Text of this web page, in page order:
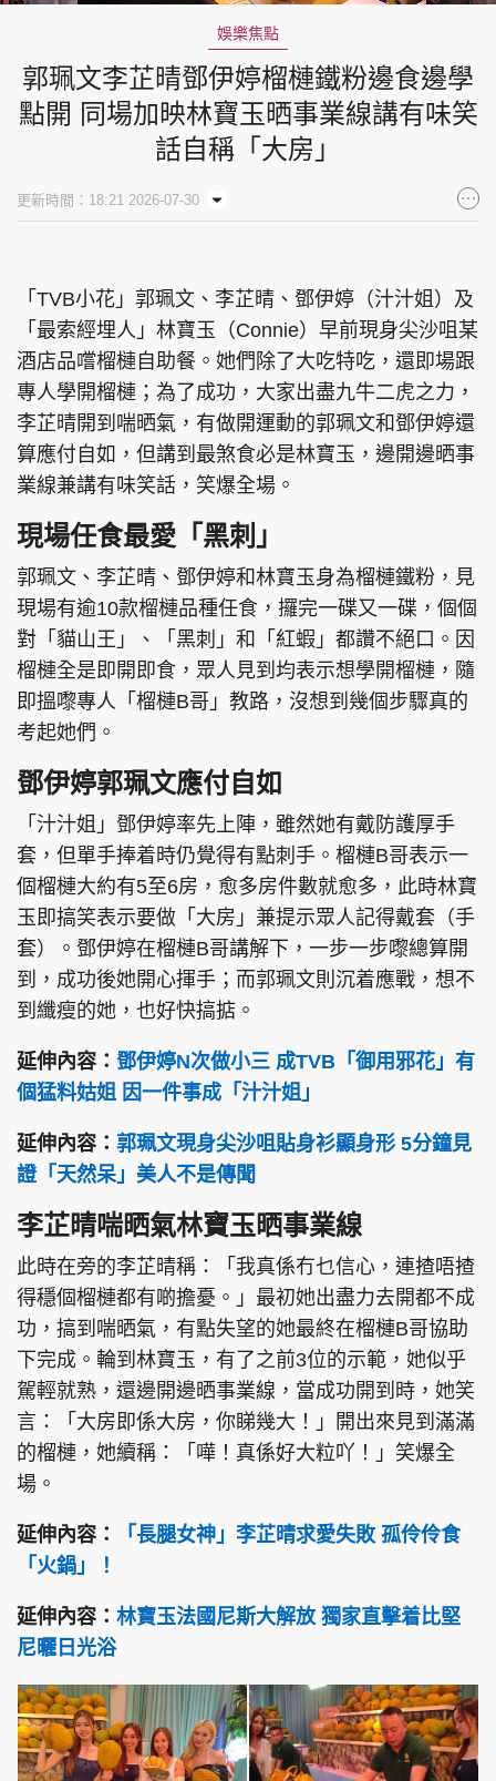
娛樂焦點
郭珮文李芷晴鄧伊婷榴槤鐵粉邊食邊學
點開 同場加映林寶玉晒事業線講有味笑
話自稱「大房」
更新時間：18:21 2026-07-30
「TVB小花」郭珮文、李芷晴、鄧伊婷（汁汁姐）及
「最索經埋人」林寶玉（Connie）早前現身尖沙咀某
酒店品嚐榴槤自助餐。她們除了大吃特吃，還即場跟
專人學開榴槤；為了成功，大家出盡九牛二虎之力，
李芷晴開到喘晒氣，有做開運動的郭珮文和鄧伊婷還
算應付自如，但講到最煞食必是林寶玉，邊開邊晒事
業線兼講有味笑話，笑爆全場。
現場任食最愛「黑刺」
郭珮文、李芷晴、鄧伊婷和林寶玉身為榴槤鐵粉，見
現場有逾10款榴槤品種任食，攞完一碟又一碟，個個
對「貓山王」、「黑刺」和「紅蝦」都讚不絕口。因
榴槤全是即開即食，眾人見到均表示想學開榴槤，隨
即搵嚟專人「榴槤B哥」教路，沒想到幾個步驟真的
考起她們。
鄧伊婷郭珮文應付自如
「汁汁姐」鄧伊婷率先上陣，雖然她有戴防護厚手
套，但單手捧着時仍覺得有點刺手。榴槤B哥表示一
個榴槤大約有5至6房，愈多房件數就愈多，此時林寶
玉即搞笑表示要做「大房」兼提示眾人記得戴套（手
套）。鄧伊婷在榴槤B哥講解下，一步一步嚟總算開
到，成功後她開心揮手；而郭珮文則沉着應戰，想不
到纖瘦的她，也好快搞掂。
延伸內容： 鄧伊婷N次做小三 成TVB「御用邪花」有
個猛料姑姐 因一件事成「汁汁姐」
延伸內容： 郭珮文現身尖沙咀貼身衫顯身形 5分鐘見
證「天然呆」美人不是傳聞
李芷晴喘晒氣林寶玉晒事業線
此時在旁的李芷晴稱：「我真係冇乜信心，連揸唔揸
得穩個榴槤都有啲擔憂。」最初她出盡力去開都不成
功，搞到喘晒氣，有點失望的她最終在榴槤B哥協助
下完成。輪到林寶玉，有了之前3位的示範，她似乎
駕輕就熟，還邊開邊晒事業線，當成功開到時，她笑
言：「大房即係大房，你睇幾大！」開出來見到滿滿
的榴槤，她續稱：「嘩！真係好大粒吖！」笑爆全
場。
延伸內容：
「長腿女神」李芷晴求愛失敗 孤伶伶食
「火鍋」！
延伸內容： 林寶玉法國尼斯大解放 獨家直擊着比堅
尼曬日光浴